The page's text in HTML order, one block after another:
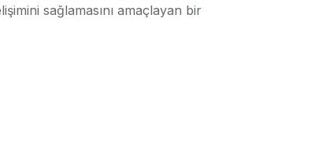
sağlamasını amaçlayan bir